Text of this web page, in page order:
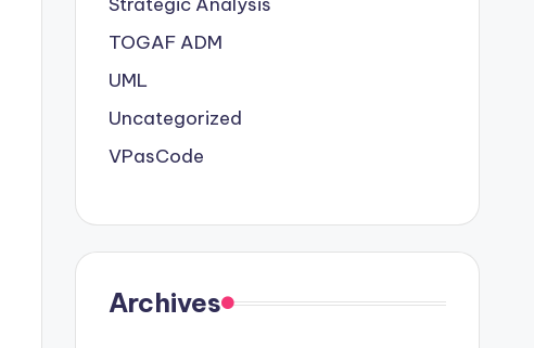
TOGAF ADM
UML
Uncategorized
VPasCode
Archives